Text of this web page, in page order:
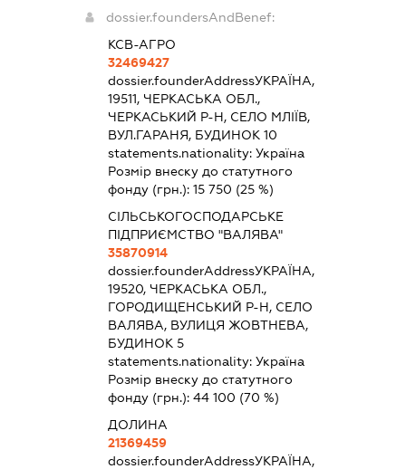
dossier.foundersAndBenef:
КСВ-АГРО
32469427
dossier.founderAddressУКРАЇНА,
19511, ЧЕРКАСЬКА ОБЛ.,
ЧЕРКАСЬКИЙ Р-Н, СЕЛО МЛІЇВ,
ВУЛ.ГАРАНЯ, БУДИНОК 10
statements.nationality: Україна
Розмір внеску до статутного
фонду (грн.): 15 750 (25 %)
СІЛЬСЬКОГОСПОДАРСЬКЕ
ПІДПРИЄМСТВО "ВАЛЯВА"
35870914
dossier.founderAddressУКРАЇНА,
19520, ЧЕРКАСЬКА ОБЛ.,
ГОРОДИЩЕНСЬКИЙ Р-Н, СЕЛО
ВАЛЯВА, ВУЛИЦЯ ЖОВТНЕВА,
БУДИНОК 5
statements.nationality: Україна
Розмір внеску до статутного
фонду (грн.): 44 100 (70 %)
ДОЛИНА
21369459
dossier.founderAddressУКРАЇНА,